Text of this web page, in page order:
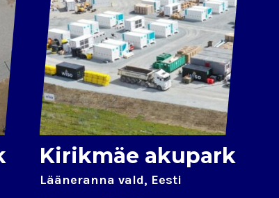
Kirikmäe akupark
Lääneranna vald, Eesti